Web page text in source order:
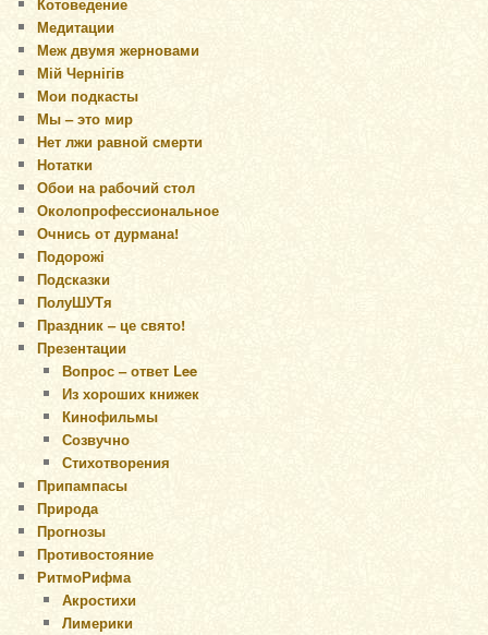
Медитации
Меж двумя жерновами
Мій Чернігів
Мои подкасты
Мы – это мир
Нет лжи равной смерти
Нотатки
Обои на рабочий стол
Околопрофессиональное
Очнись от дурмана!
Подорожі
Подсказки
ПолуШУТя
Праздник – це свято!
Презентации
Вопрос – ответ Lee
Из хороших книжек
Кинофильмы
Созвучно
Стихотворения
Припампасы
Природа
Прогнозы
Противостояние
РитмоРифма
Акростихи
Лимерики